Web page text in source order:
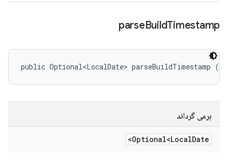
parseBuildTimestamp
public Optional<LocalDate> parseBuildTimestamp ()
برمی گرداند
Optional<LocalDate>